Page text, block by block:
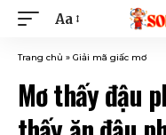
Aa
Trang chủ » Giải mã giấc mơ
Mơ thấy đậu